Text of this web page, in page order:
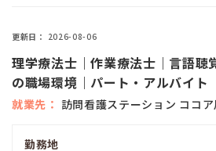
更新日 2026-08-06
理学療法士｜作業療法士｜言語聴
の職場環境｜パート・アルバイト
就業先 訪問看護ステーション ココ
勤務地